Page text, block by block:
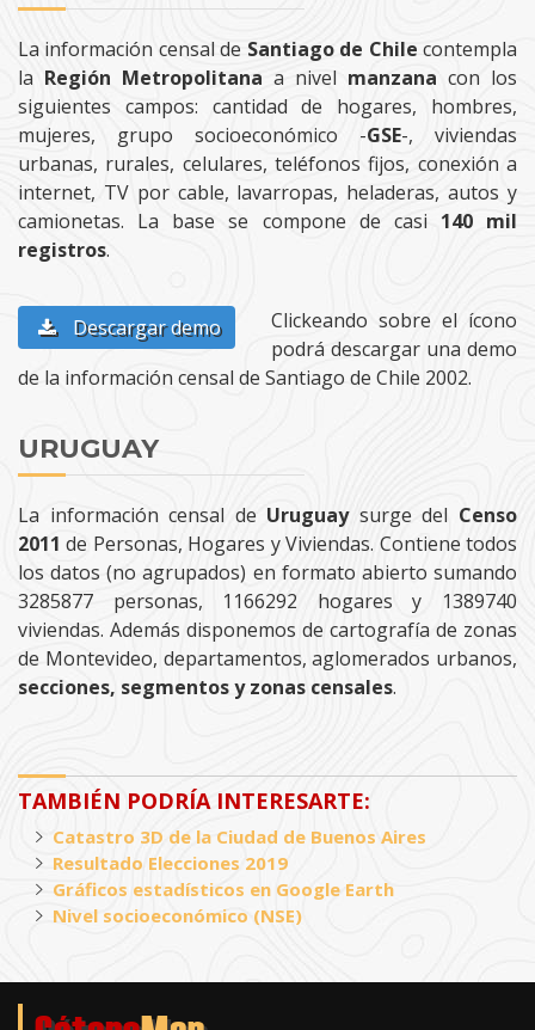
La información censal de Santiago de Chile contempla
la Región Metropolitana a nivel manzana con los
siguientes campos: cantidad de hogares, hombres,
mujeres, grupo socioeconómico -GSE-, viviendas
urbanas, rurales, celulares, teléfonos fijos, conexión a
internet, TV por cable, lavarropas, heladeras, autos y
camionetas. La base se compone de casi 140 mil
registros.
Descargar demo
Clickeando sobre el ícono
podrá descargar una demo
de la información censal de Santiago de Chile 2002.
URUGUAY
La información censal de Uruguaysurge del Censo
2011 de Personas, Hogares y Viviendas. Contiene todos
los datos (no agrupados) en formato abierto sumando
3285877 personas, 1166292 hogares y 1389740
viviendas. Además disponemos de cartografía de zonas
de Montevideo, departamentos, aglomerados urbanos,
secciones, segmentos y zonas censales.
TAMBIÉN PODRÍA INTERESARTE:
Catastro 3D de la Ciudad de Buenos Aires
Resultado Elecciones 2019
Gráficos estadísticos en Google Earth
Nivel socioeconómico (NSE)